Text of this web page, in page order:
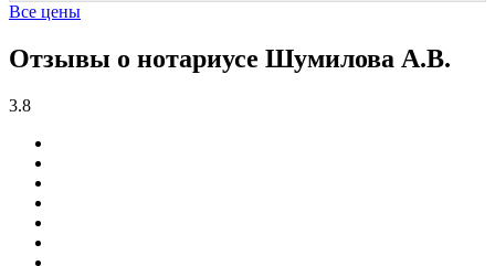
Все цены
Отзывы о нотариусе Шумилова А.В.
3.8